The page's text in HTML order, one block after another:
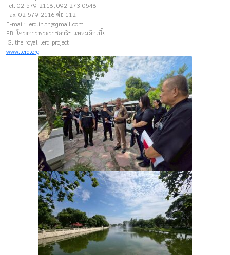
Tel. 02-579-2116, 092-273-0546
Fax. 02-579-2116 ต่อ 112
E-mail: lerd.in.th@gmail.com
FB. โครงการพระราชดำริฯ แหลมผักเบี้ย
IG. the_royal_lerd_project
www.lerd.org